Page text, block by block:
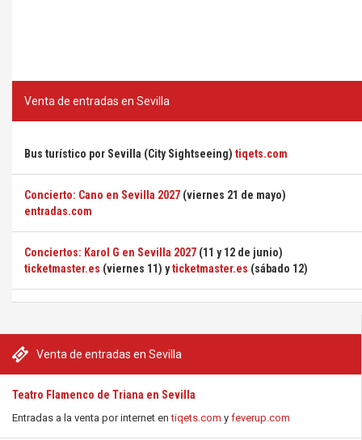
Venta de entradas en Sevilla
Teatro Flamenco de Triana en Sevilla
Entradas a la venta por internet entiqets.com y feverup.com
Venta de entradas en Sevilla
Bus turístico por Sevilla (City Sightseeing) tiqets.com
Concierto: Cano en Sevilla 2027 (viernes 21 de mayo)
entradas.com
Conciertos: Karol G en Sevilla 2027 (11 y 12 de junio)
ticketmaster.es (viernes 11) yticketmaster.es (sábado 12)